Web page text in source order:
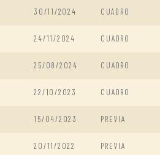
30/11/2024 CUADRO
24/11/2024 CUADRO
25/08/2024 CUADRO
22/10/2023 CUADRO
15/04/2023 PREVIA
20/11/2022 PREVIA